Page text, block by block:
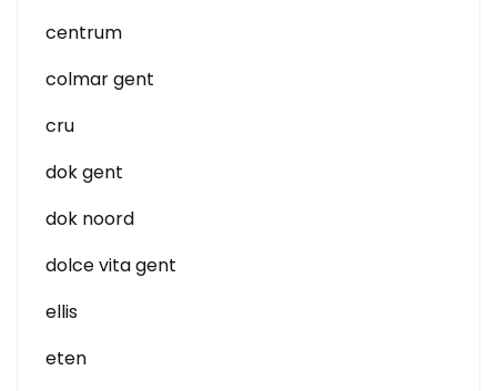
centrum
colmar gent
cru
dok gent
dok noord
dolce vita gent
ellis
eten